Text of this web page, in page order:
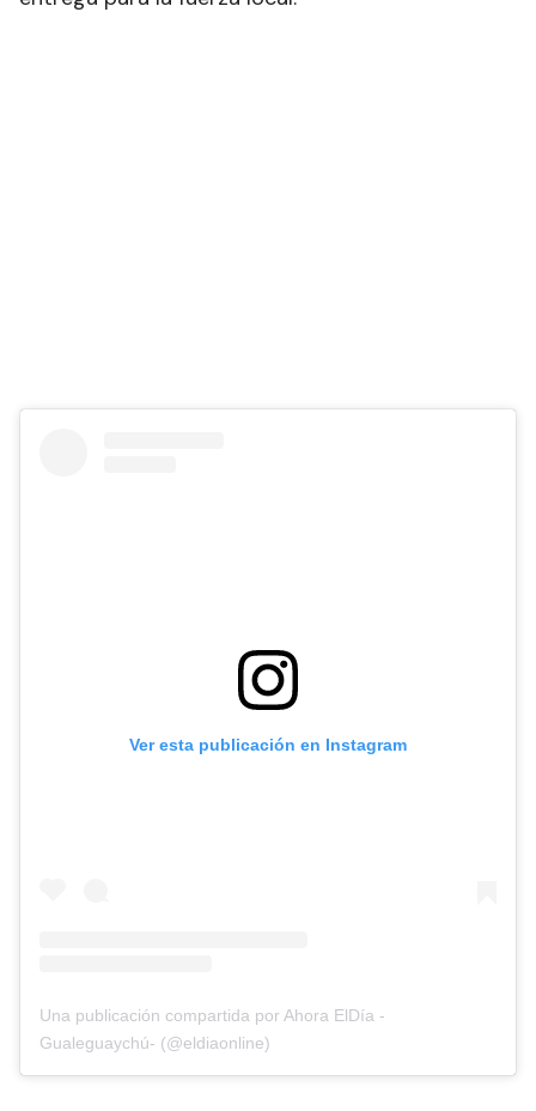
Ver esta publicación en Instagram
Una publicación compartida por Ahora ElDía -
Gualeguaychú- (@eldiaonline)